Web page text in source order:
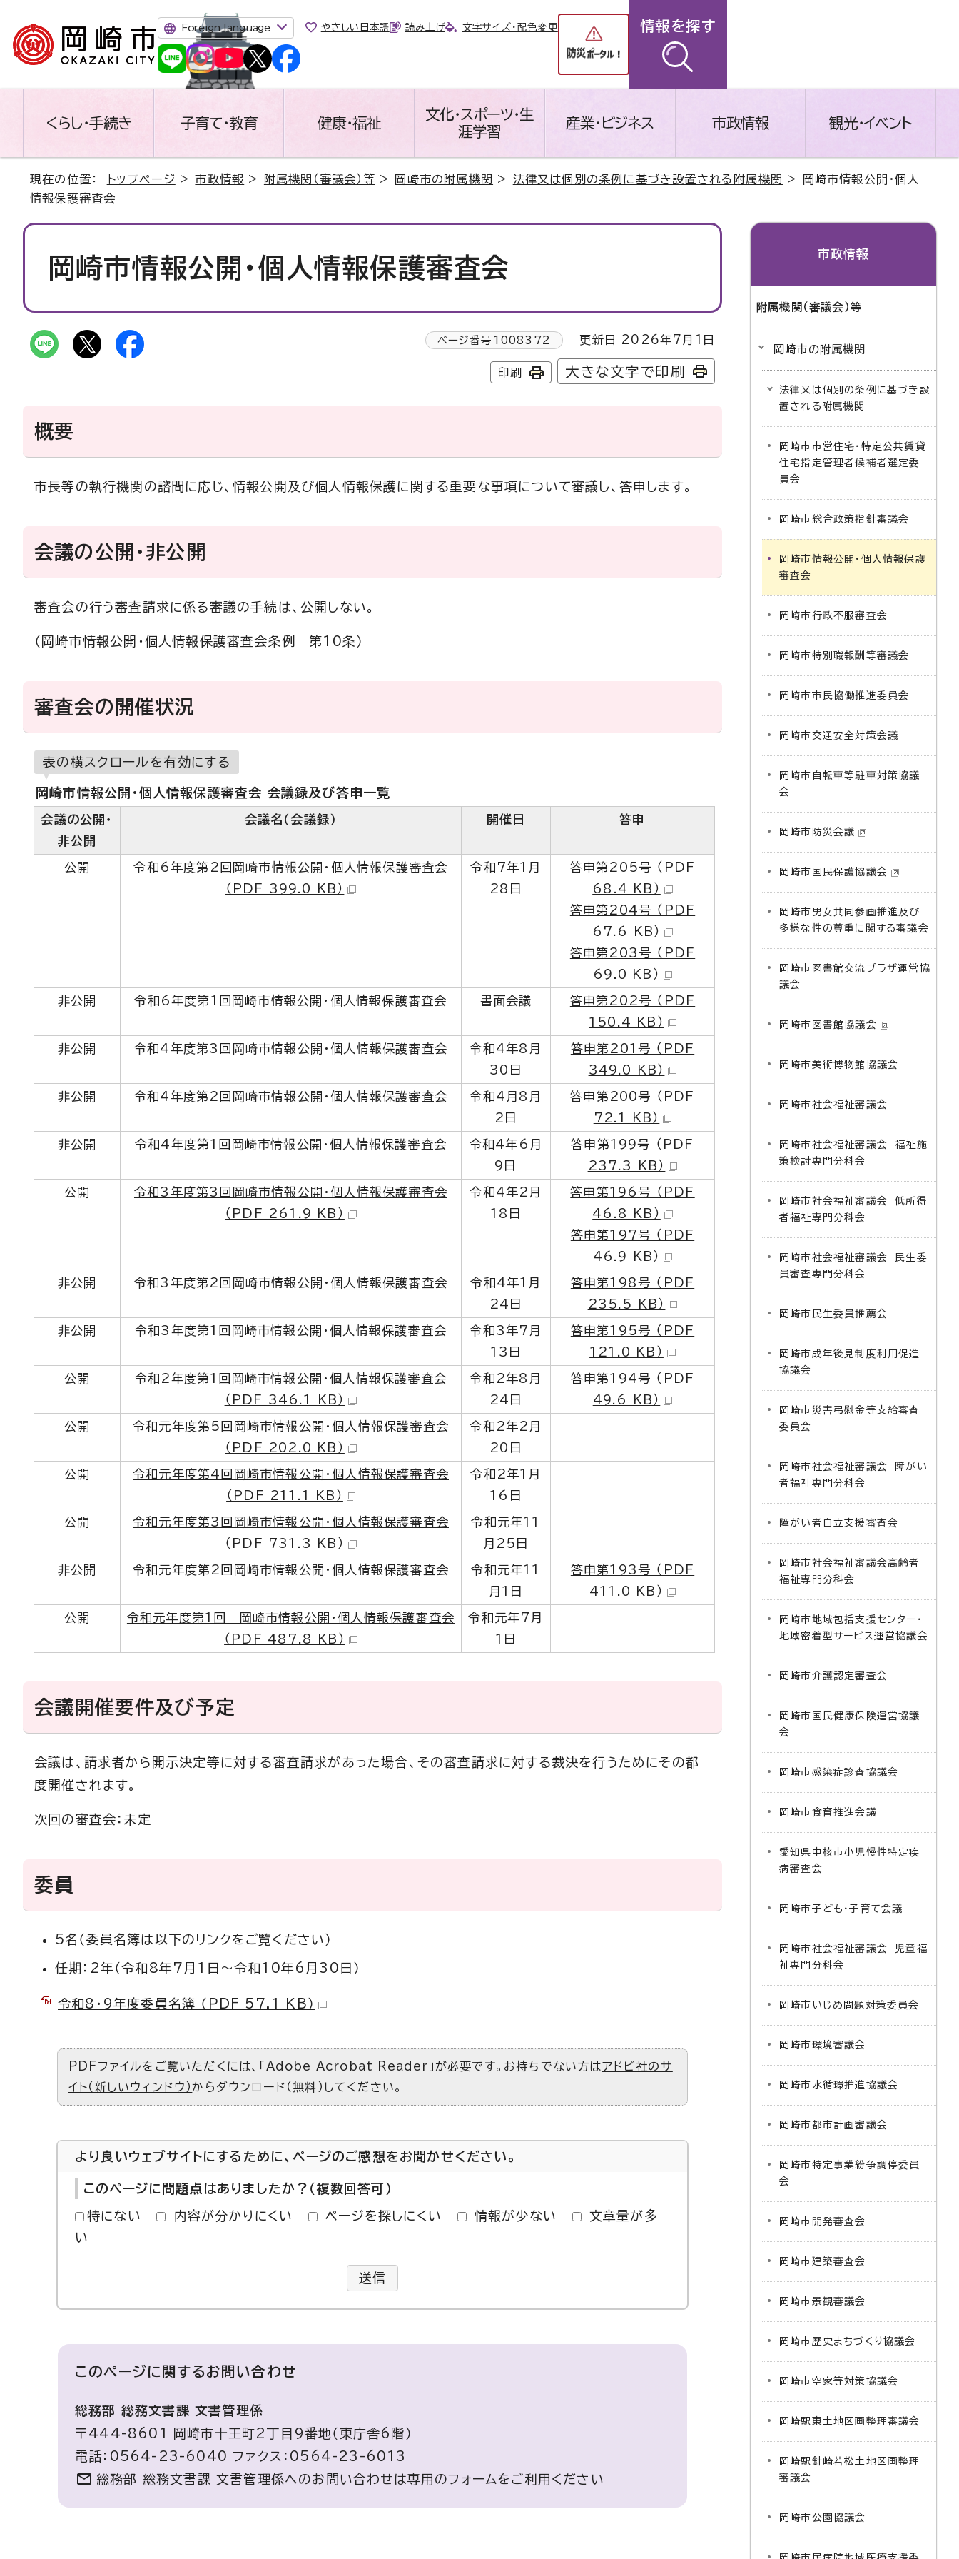
Foreign language やさしい日本語 読み上げ 文字サイズ・配色変更 情報を探す
くらし・手続き 子育て・教育 健康・福祉
文化・スポーツ・生
涯学習
産業・ビジネス 市政情報 観光・イベント
現在の位置： トップページ >市政情報 > 附属機関（審議会）等 > 岡崎市の附属機関 > 法律又は個別の条例に基づき設置される附属機関
> 岡崎市情報公開・個人
情報保護審査会
岡崎市情報公開・個人情報保護審査会
ページ番号 1008372 更新日 2026年7月1日
印刷 大きな文字で印刷
概要
市長等の執行機関の諮問に応じ、情報公開及び個人情報保護に関する重要な事項について審議し、答申します。
会議の公開・非公開
審査会の行う審査請求に係る審議の手続は、公開しない。
（岡崎市情報公開・個人情報保護審査会条例 第10条）
審査会の開催状況
表の横スクロールを有効にする
岡崎市情報公開・個人情報保護審査会 会議録及び答申一覧
会議の公開・
非公開
会議名（会議録） 開催日 答申
公開
令和6年度第2回岡崎市情報公開・個人情報保護審査会
（PDF 399.0 KB）
令和7年1月
28日
答申第205号 （PDF
68.4 KB）
答申第204号 （PDF
67.6 KB）
答申第203号 （PDF
69.0 KB）
非公開 令和6年度第1回岡崎市情報公開・個人情報保護審査会 書面会議
答申第202号 （PDF
150.4 KB）
非公開 令和4年度第3回岡崎市情報公開・個人情報保護審査会
令和4年8月
30日
答申第201号 （PDF
349.0 KB）
非公開 令和4年度第2回岡崎市情報公開・個人情報保護審査会
令和4月8月
2日
答申第200号 （PDF
72.1 KB）
非公開 令和4年度第1回岡崎市情報公開・個人情報保護審査会
令和4年6月
9日
答申第199号 （PDF
237.3 KB）
公開
令和3年度第3回岡崎市情報公開・個人情報保護審査会
（PDF 261.9 KB）
令和4年2月
18日
答申第196号 （PDF
46.8 KB）
答申第197号 （PDF
46.9 KB）
非公開 令和3年度第2回岡崎市情報公開・個人情報保護審査会
令和4年1月
24日
答申第198号 （PDF
235.5 KB）
非公開 令和3年度第1回岡崎市情報公開・個人情報保護審査会
令和3年7月
13日
答申第195号 （PDF
121.0 KB）
公開
令和2年度第1回岡崎市情報公開・個人情報保護審査会
（PDF 346.1 KB）
令和2年8月
24日
答申第194号 （PDF
49.6 KB）
公開
令和元年度第5回岡崎市情報公開・個人情報保護審査会
（PDF 202.0 KB）
令和2年2月
20日
公開
令和元年度第4回岡崎市情報公開・個人情報保護審査会
（PDF 211.1 KB）
令和2年1月
16日
公開
令和元年度第3回岡崎市情報公開・個人情報保護審査会
（PDF 731.3 KB）
令和元年11
月25日
非公開 令和元年度第2回岡崎市情報公開・個人情報保護審査会
令和元年11
月1日
答申第193号 （PDF
411.0 KB）
公開
令和元年度第1回 岡崎市情報公開・個人情報保護審査会
（PDF 487.8 KB）
令和元年7月
1日
会議開催要件及び予定
会議は、請求者から開示決定等に対する審査請求があった場合、その審査請求に対する裁決を行うためにその都
度開催されます。
次回の審査会：未定
委員
5名（委員名簿は以下のリンクをご覧ください）
任期：2年（令和8年7月1日～令和10年6月30日）
令和8・9年度委員名簿 （PDF 57.1 KB）
PDFファイルをご覧いただくには、「Adobe Acrobat Reader」が必要です。お持ちでない方はアドビ社のサ
イト（新しいウィンドウ）からダウンロード（無料）してください。
より良いウェブサイトにするために、ページのご感想をお聞かせください。
このページに問題点はありましたか？（複数回答可）
特にない 内容が分かりにくい ページを探しにくい 情報が少ない
文章量が多
い
送信
このページに関するお問い合わせ
総務部 総務文書課 文書管理係
〒444-8601 岡崎市十王町2丁目9番地（東庁舎6階）
電話：0564-23-6040 ファクス：0564-23-6013
総務部 総務文書課 文書管理係へのお問い合わせは専用のフォームをご利用ください
市政情報
附属機関（審議会）等
岡崎市の附属機関
法律又は個別の条例に基づき設
置される附属機関
岡崎市市営住宅・特定公共賃貸
住宅指定管理者候補者選定委
員会
岡崎市総合政策指針審議会
岡崎市情報公開・個人情報保護
審査会
岡崎市行政不服審査会
岡崎市特別職報酬等審議会
岡崎市市民協働推進委員会
岡崎市交通安全対策会議
岡崎市自転車等駐車対策協議
会
岡崎市防災会議
岡崎市国民保護協議会
岡崎市男女共同参画推進及び
多様な性の尊重に関する審議会
岡崎市図書館交流プラザ運営協
議会
岡崎市図書館協議会
岡崎市美術博物館協議会
岡崎市社会福祉審議会
岡崎市社会福祉審議会 福祉施
策検討専門分科会
岡崎市社会福祉審議会 低所得
者福祉専門分科会
岡崎市社会福祉審議会 民生委
員審査専門分科会
岡崎市民生委員推薦会
岡崎市成年後見制度利用促進
協議会
岡崎市災害弔慰金等支給審査
委員会
岡崎市社会福祉審議会 障がい
者福祉専門分科会
障がい者自立支援審査会
岡崎市社会福祉審議会高齢者
福祉専門分科会
岡崎市地域包括支援センター・
地域密着型サービス運営協議会
岡崎市介護認定審査会
岡崎市国民健康保険運営協議
会
岡崎市感染症診査協議会
岡崎市食育推進会議
愛知県中核市小児慢性特定疾
病審査会
岡崎市子ども・子育て会議
岡崎市社会福祉審議会 児童福
祉専門分科会
岡崎市いじめ問題対策委員会
岡崎市環境審議会
岡崎市水循環推進協議会
岡崎市都市計画審議会
岡崎市特定事業紛争調停委員
会
岡崎市開発審査会
岡崎市建築審査会
岡崎市景観審議会
岡崎市歴史まちづくり協議会
岡崎市空家等対策協議会
岡崎駅東土地区画整理審議会
岡崎駅針崎若松土地区画整理
審議会
岡崎市公園協議会